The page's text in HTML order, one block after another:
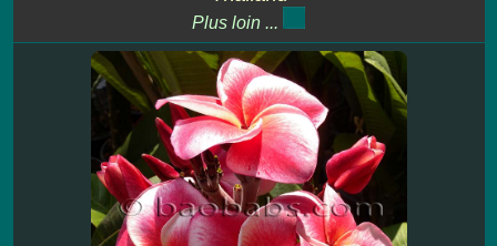
Plus loin ...